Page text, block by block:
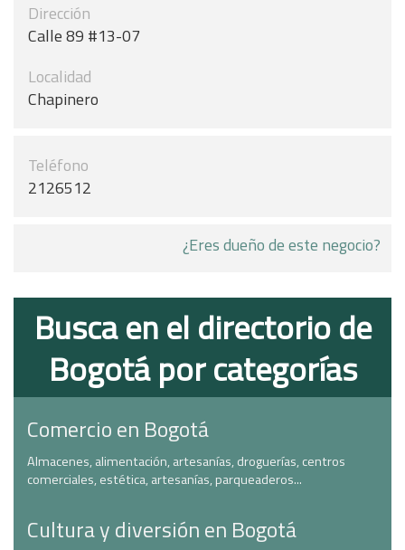
Dirección
Calle 89 #13-07
Localidad
Chapinero
Teléfono
2126512
¿Eres dueño de este negocio?
Busca en el directorio de
Bogotá por categorías
Comercio en Bogotá
Almacenes, alimentación, artesanías, droguerías, centros
comerciales, estética, artesanías, parqueaderos...
Cultura y diversión en Bogotá